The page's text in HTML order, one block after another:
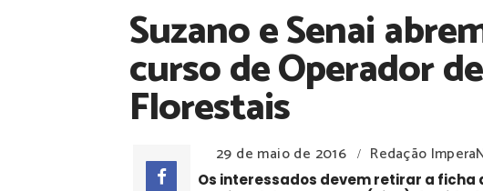
Suzano e Senai
curso de Operador
Florestais
29 de maio de 2016 / Redação
Os interessados devem retirar a ficha